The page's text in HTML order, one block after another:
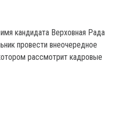
кандидата Верховная Рада
провести внеочередное
рассмотрит кадровые